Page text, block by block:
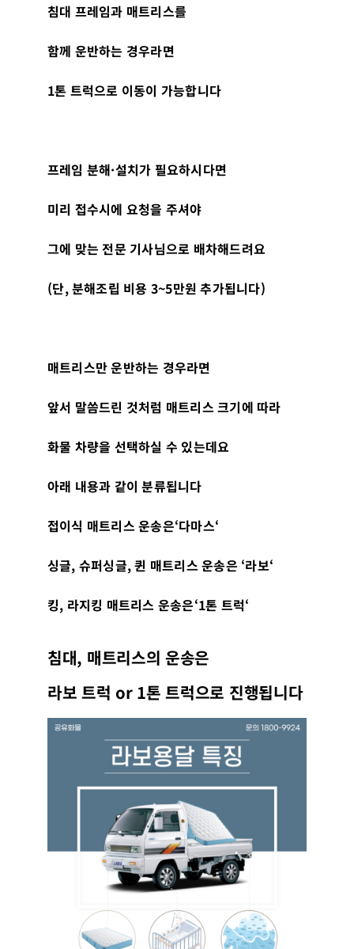
침대 프레임과 매트리스를
함께 운반하는 경우라면
1톤 트럭으로 이동이 가능합니다
프레임 분해·설치가 필요하시다면
미리 접수시에 요청을 주셔야
그에 맞는 전문 기사님으로 배차해드려요
(단,분해조립 비용 3~5만원 추가됩니다)
매트리스만 운반하는 경우라면
앞서 말씀드린 것처럼 매트리스 크기에 따라
화물 차량을 선택하실 수 있는데요
아래 내용과 같이 분류됩니다
접이식 매트리스 운송은‘다마스‘
싱글, 슈퍼싱글,퀸 매트리스 운송은 ‘라보‘
킹, 라지킹 매트리스 운송은‘1톤 트럭‘
침대, 매트리스의 운송은
라보 트럭 or 1톤 트럭으로 진행됩니다